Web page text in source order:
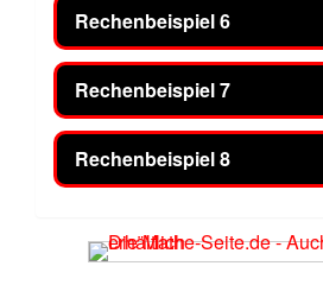
Rechenbeispiel 6
Rechenbeispiel 7
Rechenbeispiel 8